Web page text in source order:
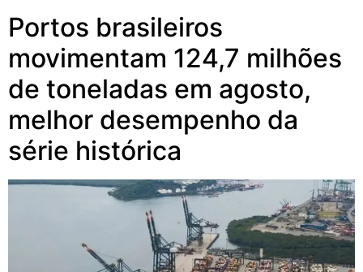
Portos brasileiros
movimentam 124,7 milhões
de toneladas em agosto,
melhor desempenho da
série histórica